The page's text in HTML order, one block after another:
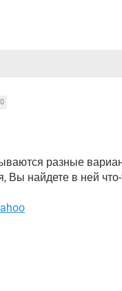
разные
Вы найдете в ней